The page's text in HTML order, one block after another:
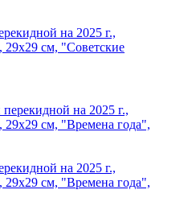
на 2025 г.,
см, "Советские
на 2025 г.,
см, "Времена года",